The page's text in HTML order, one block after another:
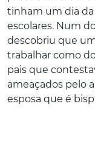
tinham um dia da
escolares. Num
descobriu que
trabalhar como
pais que
ameaçados pelo
esposa que é